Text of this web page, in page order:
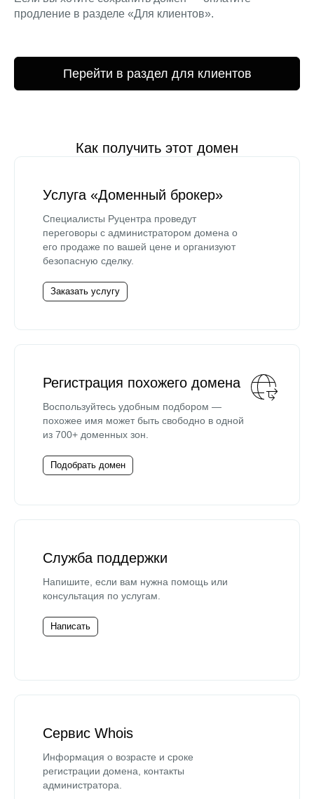
продление в разделе «Для клиентов».
Перейти в раздел для клиентов
Как получить этот домен
Услуга «Доменный брокер»
Специалисты Руцентра проведут
переговоры с администратором домена о
его продаже по вашей цене и организуют
безопасную сделку.
Заказать услугу
Регистрация похожего домена
Воспользуйтесь удобным подбором —
похожее имя может быть свободно в одной
из 700+ доменных зон.
Подобрать домен
Служба поддержки
Напишите, если вам нужна помощь или
консультация по услугам.
Написать
Сервис Whois
Информация о возрасте и сроке
регистрации домена, контакты
администратора.